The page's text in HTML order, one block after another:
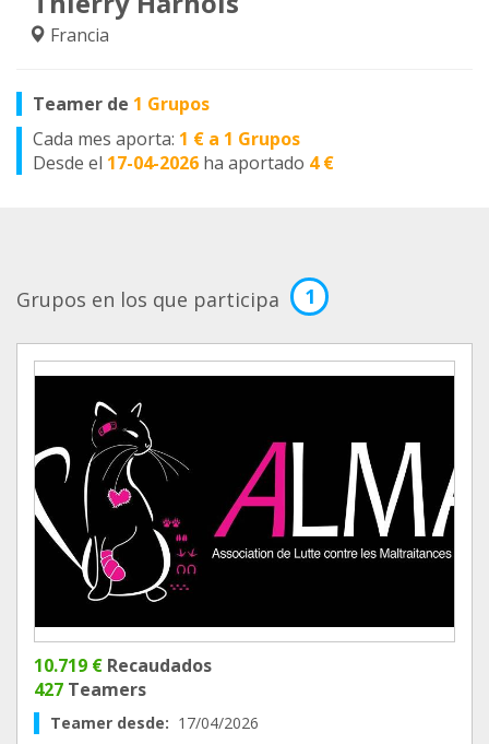
Francia
Teamer de 1 Grupos
Cada mes aporta: 1 € a 1 Grupos
Desde el 17-04-2026 ha aportado 4 €
Grupos en los que participa 1
10.719 € Recaudados
427 Teamers
Teamer desde: 17/04/2026